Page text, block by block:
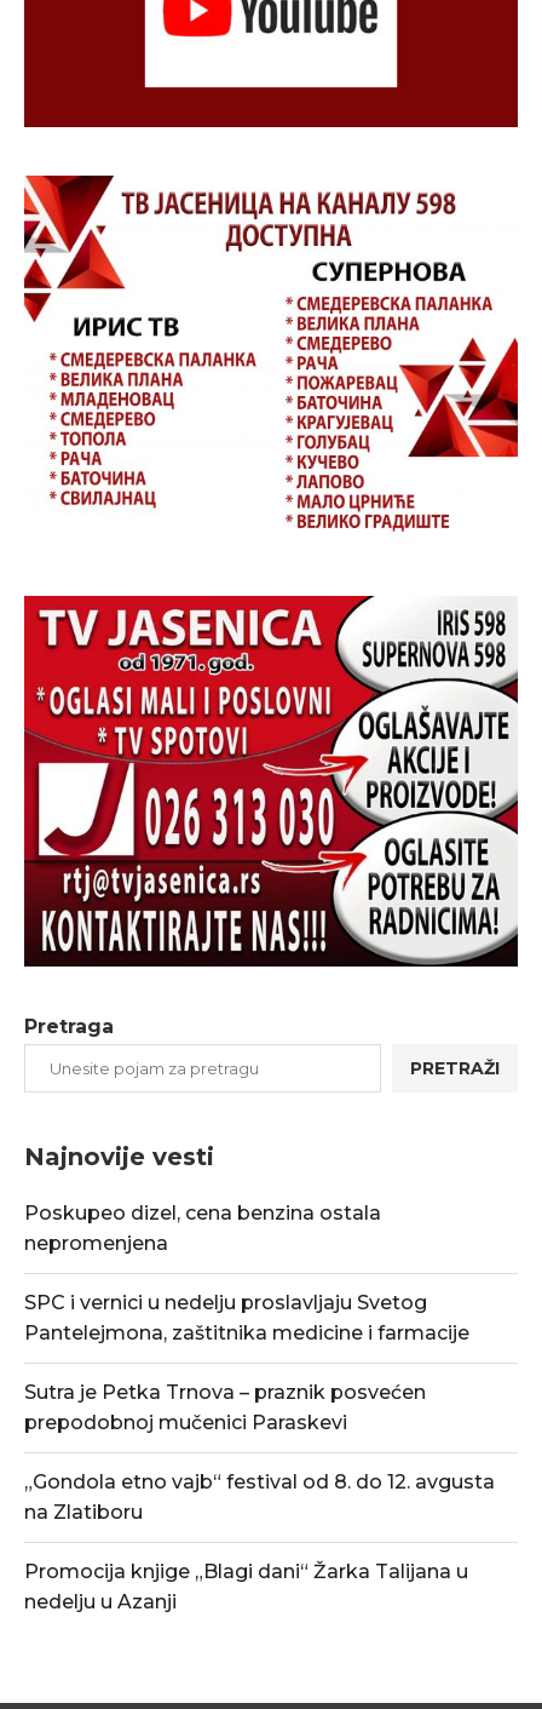
Pretraga
PRETRAŽI
Najnovije vesti
Poskupeo dizel, cena benzina ostala
nepromenjena
SPC i vernici u nedelju proslavljaju Svetog
Pantelejmona, zaštitnika medicine i farmacije
Sutra je Petka Trnova – praznik posvećen
prepodobnoj mučenici Paraskevi
„Gondola etno vajb“ festival od 8. do 12. avgusta
na Zlatiboru
Promocija knjige „Blagi dani“ Žarka Talijana u
nedelju u Azanji